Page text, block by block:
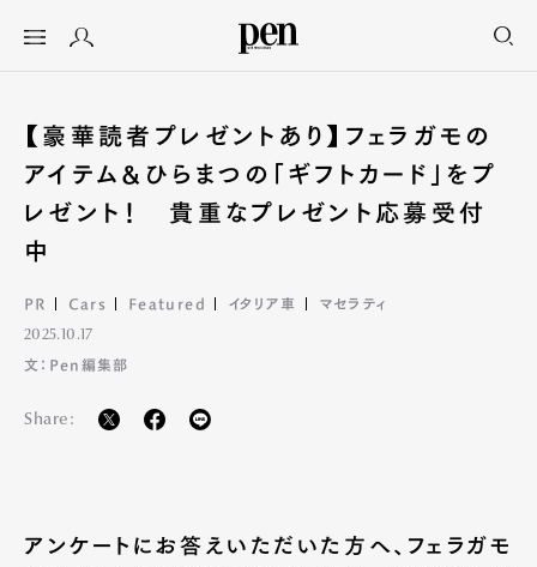
【豪華読者プレゼントあり】フェラガモの
アイテム&ひらまつの「ギフトカード」をプ
レゼント！ 貴重なプレゼント応募受付
中
PR Cars Featured イタリア車 マセラティ
2025.10.17
文：Pen編集部
Share:
アンケートにお答えいただいた方へ、フェラガモ